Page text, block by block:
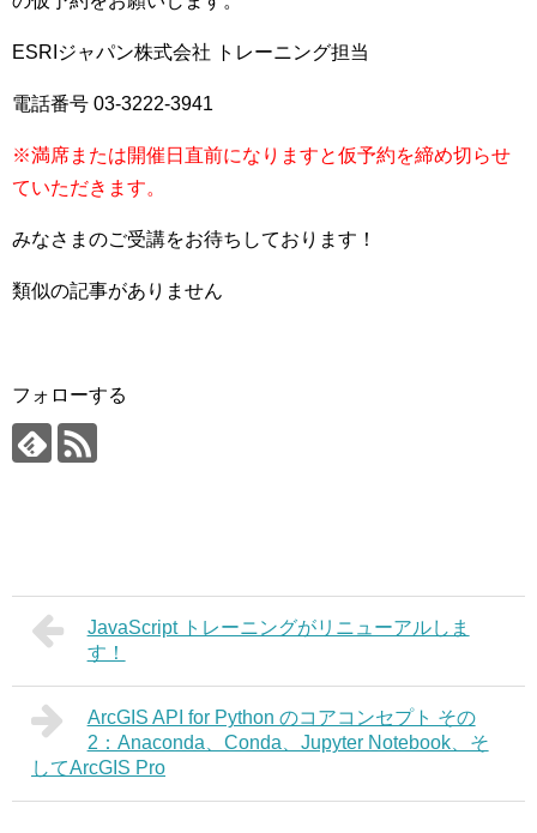
ESRIジャパン株式会社 トレーニング担当
電話番号 03-3222-3941
※満席または開催日直前になりますと仮予約を締め切らせ
ていただきます。
みなさまのご受講をお待ちしております！
類似の記事がありません
フォローする
JavaScript トレーニングがリニューアルしま
す！
ArcGIS API for Python のコアコンセプト その
2：Anaconda、Conda、Jupyter Notebook、そ
してArcGIS Pro